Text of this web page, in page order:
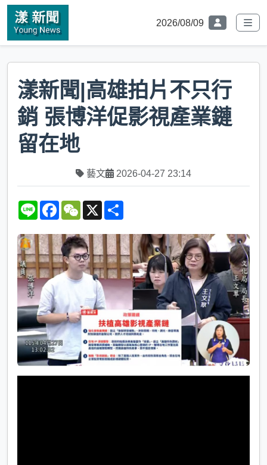
2026/08/09
漾新聞|高雄拍片不只行
銷 張博洋促影視產業鏈
留在地
藝文 2026-04-27 23:14
L
e
F
e
b
o
o
k
W
h
a
t
X
r
e